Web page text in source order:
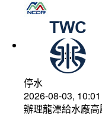
停水
2026-08-03,
辦理龍潭給水廠